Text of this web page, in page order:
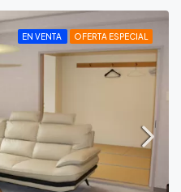
EN VENTA OFERTA ESPECIAL